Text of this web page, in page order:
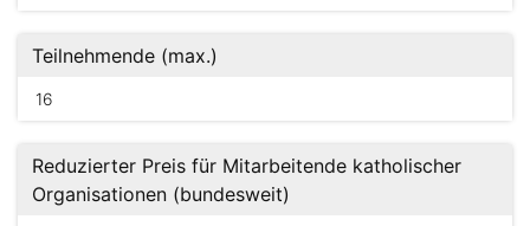
Teilnehmende (max.)
16
Reduzierter Preis für Mitarbeitende katholischer
Organisationen (bundesweit)